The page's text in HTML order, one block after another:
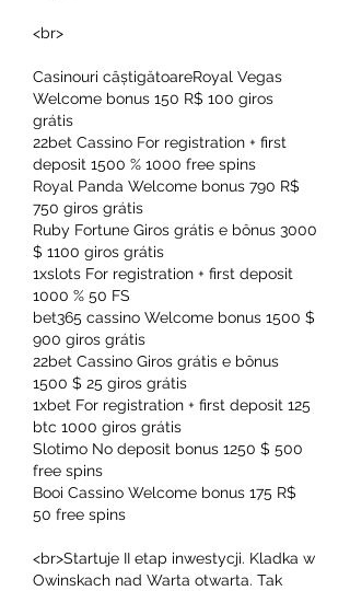
<br>
Casinouri câștigătoareRoyal Vegas
Welcome bonus 150 R$ 100 giros
grátis
22bet Cassino For registration + first
deposit 1500 % 1000 free spins
Royal Panda Welcome bonus 790 R$
750 giros grátis
Ruby Fortune Giros grátis e bônus 3000
$ 1100 giros grátis
1xslots For registration + first deposit
1000 % 50 FS
bet365 cassino Welcome bonus 1500 $
900 giros grátis
22bet Cassino Giros grátis e bônus
1500 $ 25 giros grátis
1xbet For registration + first deposit 125
btc 1000 giros grátis
Slotimo No deposit bonus 1250 $ 500
free spins
Booi Cassino Welcome bonus 175 R$
50 free spins
<br>Startuje II etap inwestycji. Kladka w
Owinskach nad Warta otwarta. Tak